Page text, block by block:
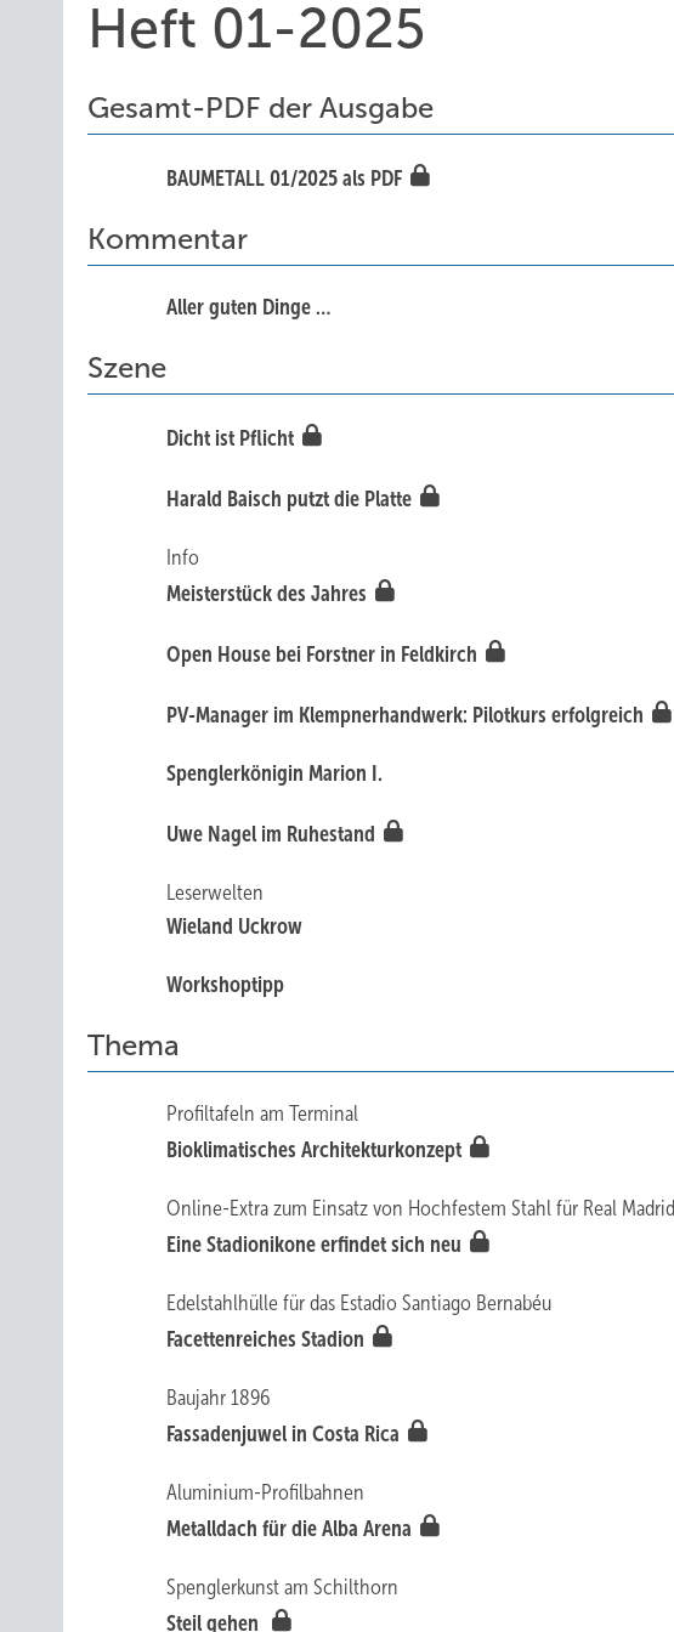
Heft 01-2025
Gesamt-PDF der Ausgabe
BAUMETALL 01/2025 als PDF
Kommentar
All er guten Dinge …
Szene
Dicht ist Pflicht
Harald Baisch putzt die Platte
Info
Meisterstück des Jahres
Open Ho use bei Forstner in Feldkirch
PV-Manager im Klempnerhandwerk: Pilotkurs erfolgreich
Spenglerkönigin Ma rion I.
Uwe Nagel im Ruhestand
Leserwelten
Wieland Uckrow
Workshoptipp
Thema
Profiltafeln am Terminal
Bioklimatisches Architekturkonzept
Online-Extra zum Einsatz von Hochfestem Stahl für Real Madrid
Eine Stadionikone ­erfindet sich neu
Edelstahlhülle für das Estadio Santiago Bernabéu
Facettenreiches Stadion
Baujahr 1896
Fassadenjuwel in Costa Rica
Aluminium-Profilbahnen
Metalldach für die Alba Arena
Spenglerkunst am Schilthorn
Ste il gehen